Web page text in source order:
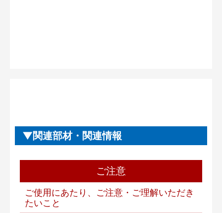
関連部材・関連情報
ご注意
ご使用にあたり、ご注意・ご理解いただき
たいこと